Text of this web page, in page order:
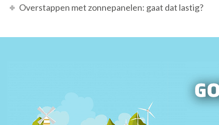
Overstappen met zonnepanelen: gaat dat lastig?